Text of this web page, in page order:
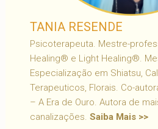
TANIA RESENDE
Psicoterapeuta. Mestre-
Healing® e Light Healing®.
Especialização em Shiatsu,
Terapeuticos, Florais. Co-
– A Era de Ouro. Autora de
canalizações. Saiba Mais >>